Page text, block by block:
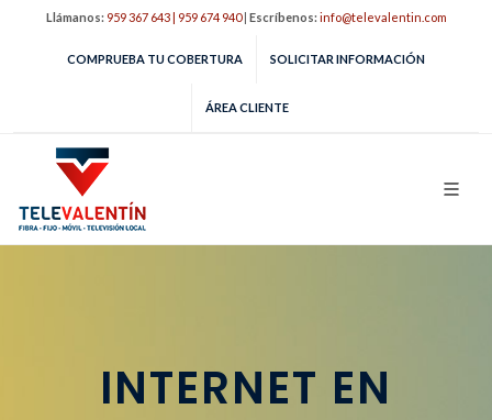
Llámanos: 959 367 643 | 959 674 940| Escríbenos:info@televalentin.com
COMPRUEBA TU COBERTURA SOLICITAR INFORMACIÓN
ÁREA CLIENTE
INTERNET EN